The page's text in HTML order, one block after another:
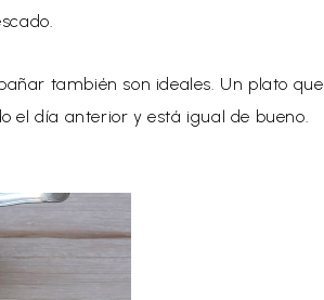
también son ideales. Un plato que
el día anterior y está igual de bueno.